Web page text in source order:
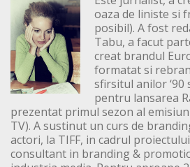
oaza de liniste si
posibil). A fost
Tabu, a facut
creat brandul
formatat si
sfirsitul anilor
pentru lansarea
prezentat primul sezon al
TV). A sustinut un curs de
actori, la TIFF, in cadrul
consultant in branding &